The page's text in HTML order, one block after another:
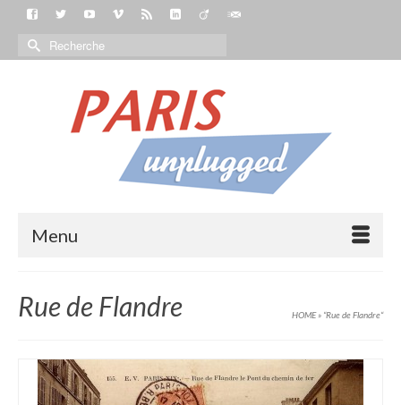
Menu
Rue de Flandre HOME» “Rue de Flandre“